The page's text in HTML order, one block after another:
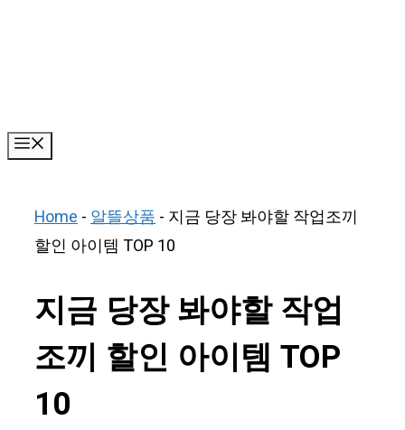
Home-알뜰상품- 지금 당장 봐야할 작업조끼
할인 아이템 TOP 10
지금 당장 봐야할 작업
조끼 할인 아이템 TOP
10